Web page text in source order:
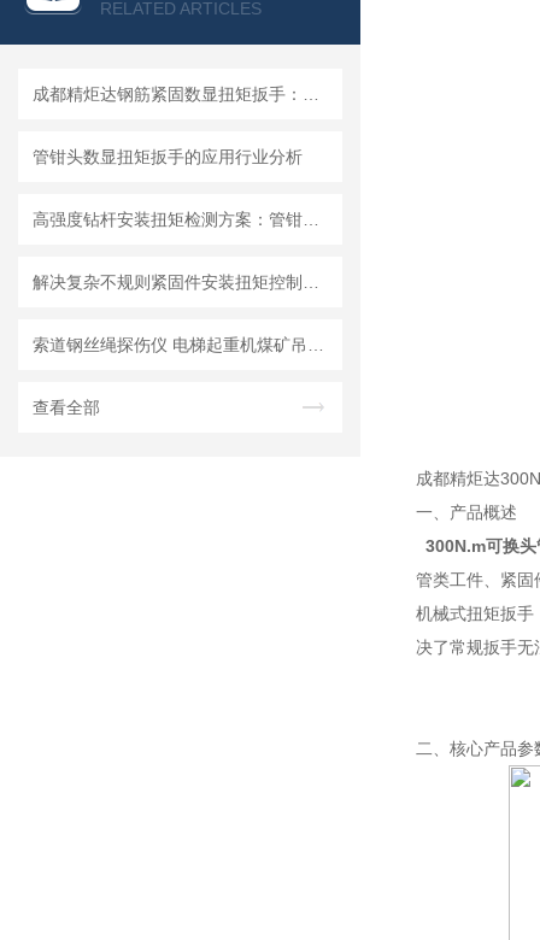
RELATED ARTICLES
管钳头数显扭矩扳手的应用行业分析
查看全部
成都精炬达
一、产品概述
300N.m可换
管类工件、紧固
机械式扭矩扳手
决了常规扳手无
二、核心产品参